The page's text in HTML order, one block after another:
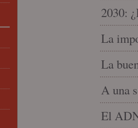
2030:
La
La
A una
El